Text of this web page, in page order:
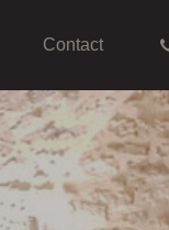
Contact